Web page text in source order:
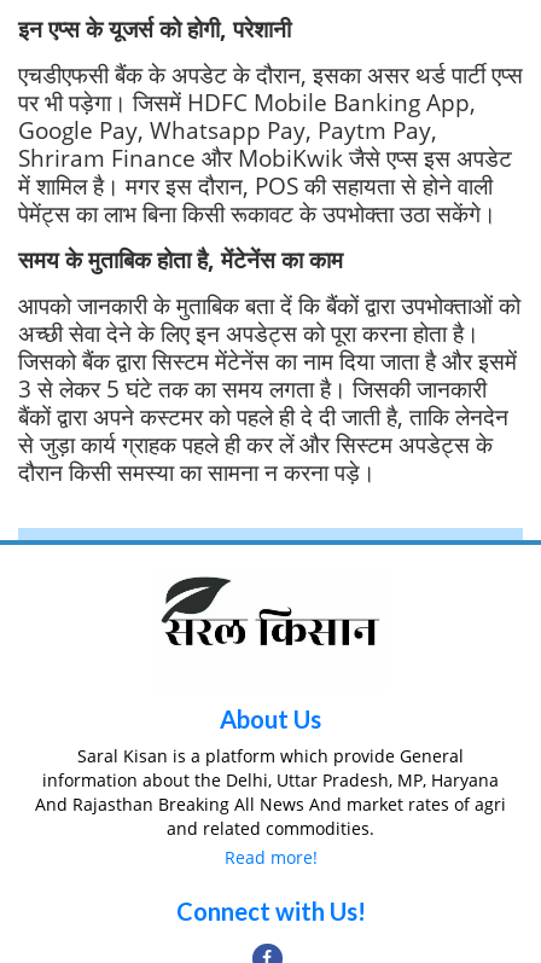
इन एप्स के यूजर्स को होगी, परेशानी
एचडीएफसी बैंक के अपडेट के दौरान, इसका असर थर्ड पार्टी एप्स
पर भी पड़ेगा। जिसमें HDFC Mobile Banking App,
Google Pay, Whatsapp Pay, Paytm Pay,
Shriram Finance और MobiKwik जैसे एप्स इस अपडेट
में शामिल है। मगर इस दौरान, POS की सहायता से होने वाली
पेमेंट्स का लाभ बिना किसी रूकावट के उपभोक्ता उठा सकेंगे।
समय के मुताबिक होता है, मेंटेनेंस का काम
आपको जानकारी के मुताबिक बता दें कि बैंकों द्वारा उपभोक्ताओं को
अच्छी सेवा देने के लिए इन अपडेट्स को पूरा करना होता है।
जिसको बैंक द्वारा सिस्टम मेंटेनेंस का नाम दिया जाता है और इसमें
3 से लेकर 5 घंटे तक का समय लगता है। जिसकी जानकारी
बैंकों द्वारा अपने कस्टमर को पहले ही दे दी जाती है, ताकि लेनदेन
से जुड़ा कार्य ग्राहक पहले ही कर लें और सिस्टम अपडेट्स के
दौरान किसी समस्या का सामना न करना पड़े।
About Us
Saral Kisan is a platform which provide General
information about the Delhi, Uttar Pradesh, MP, Haryana
And Rajasthan Breaking All News And market rates of agri
and related commodities.
Read more!
Connect with Us!